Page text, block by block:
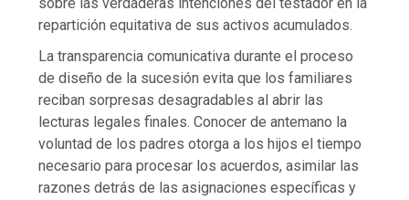
sobre las verdaderas intenciones del testador en la
repartición equitativa de sus activos acumulados.
La transparencia comunicativa durante el proceso
de diseño de la sucesión evita que los familiares
reciban sorpresas desagradables al abrir las
lecturas legales finales. Conocer de antemano la
voluntad de los padres otorga a los hijos el tiempo
necesario para procesar los acuerdos, asimilar las
razones detrás de las asignaciones específicas y